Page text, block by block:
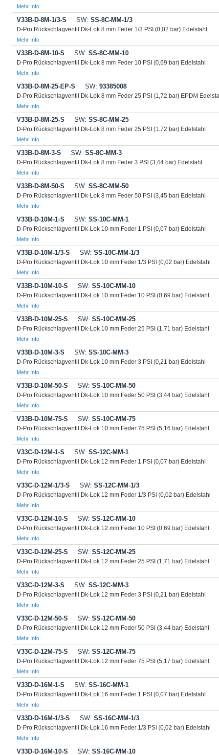
Mehr Info
V33B-D-8M-1/3-S SW: SS-8C-MM-1/3
D-Pro Rückschlagventil Dk-Lok 8 mm Feder 1/3 PSI (0,02 bar) Edelstahl
Mehr Info
V33B-D-8M-10-S SW: SS-8C-MM-10
D-Pro Rückschlagventil Dk-Lok 8 mm Feder 10 PSI (0,69 bar) Edelstahl
Mehr Info
V33B-D-8M-25-EP-S SW: 93385008
D-Pro Rückschlagventil Dk-Lok 8 mm Feder 25 PSI (1,72 bar) EPDM
Mehr Info
V33B-D-8M-25-S SW: SS-8C-MM-25
D-Pro Rückschlagventil Dk-Lok 8 mm Feder 25 PSI (1.72 bar) Edelstahl
Mehr Info
V33B-D-8M-3-S SW: SS-8C-MM-3
D-Pro Rückschlagventil Dk-Lok 8 mm Feder 3 PSI (3,44 bar) Edelstahl
Mehr Info
V33B-D-8M-50-S SW: SS-8C-MM-50
D-Pro Rückschlagventil Dk-Lok 8 mm Feder 50 PSI (3,45 bar) Edelstahl
Mehr Info
V33B-D-10M-1-S SW: SS-10C-MM-1
D-Pro Rückschlagventil Dk-Lok 10 mm Feder 1 PSI (0,07 bar) Edelstahl
Mehr Info
V33B-D-10M-1/3-S SW: SS-10C-MM-1/3
D-Pro Rückschlagventil Dk-Lok 10 mm Feder 1/3 PSI (0,02 bar) Edelstahl
Mehr Info
V33B-D-10M-10-S SW: SS-10C-MM-10
D-Pro Rückschlagventil Dk-Lok 10 mm Feder 10 PSI (0,69 bar) Edelstahl
Mehr Info
V33B-D-10M-25-S SW: SS-10C-MM-25
D-Pro Rückschlagventil Dk-Lok 10 mm Feder 25 PSI (1,71 bar) Edelstahl
Mehr Info
V33B-D-10M-3-S SW: SS-10C-MM-3
D-Pro Rückschlagventil Dk-Lok 10 mm Feder 3 PSI (0,21 bar) Edelstahl
Mehr Info
V33B-D-10M-50-S SW: SS-10C-MM-50
D-Pro Rückschlagventil Dk-Lok 10 mm Feder 50 PSI (3,44 bar) Edelstahl
Mehr Info
V33B-D-10M-75-S SW: SS-10C-MM-75
D-Pro Rückschlagventil Dk-Lok 10 mm Feder 75 PSI (5,16 bar) Edelstahl
Mehr Info
V33C-D-12M-1-S SW: SS-12C-MM-1
D-Pro Rückschlagventil Dk-Lok 12 mm Feder 1 PSI (0,07 bar) Edelstahl
Mehr Info
V33C-D-12M-1/3-S SW: SS-12C-MM-1/3
D-Pro Rückschlagventil Dk-Lok 12 mm Feder 1/3 PSI (0,02 bar) Edelstahl
Mehr Info
V33C-D-12M-10-S SW: SS-12C-MM-10
D-Pro Rückschlagventil Dk-Lok 12 mm Feder 10 PSI (0,69 bar) Edelstahl
Mehr Info
V33C-D-12M-25-S SW: SS-12C-MM-25
D-Pro Rückschlagventil Dk-Lok 12 mm Feder 25 PSI (1,71 bar) Edelstahl
Mehr Info
V33C-D-12M-3-S SW: SS-12C-MM-3
D-Pro Rückschlagventil Dk-Lok 12 mm Feder 3 PSI (0,21 bar) Edelstahl
Mehr Info
V33C-D-12M-50-S SW: SS-12C-MM-50
D-Pro Rückschlagventil Dk-Lok 12 mm Feder 50 PSI (3,44 bar) Edelstahl
Mehr Info
V33C-D-12M-75-S SW: SS-12C-MM-75
D-Pro Rückschlagventil Dk-Lok 12 mm Feder 75 PSI (5,17 bar) Edelstahl
Mehr Info
V33D-D-16M-1-S SW: SS-16C-MM-1
D-Pro Rückschlagventil Dk-Lok 16 mm Feder 1 PSI (0,07 bar) Edelstahl
Mehr Info
V33D-D-16M-1/3-S SW: SS-16C-MM-1/3
D-Pro Rückschlagventil Dk-Lok 16 mm Feder 1/3 PSI (0,02 bar) Edelstahl
Mehr Info
V33D-D-16M-10-S SW: SS-16C-MM-10